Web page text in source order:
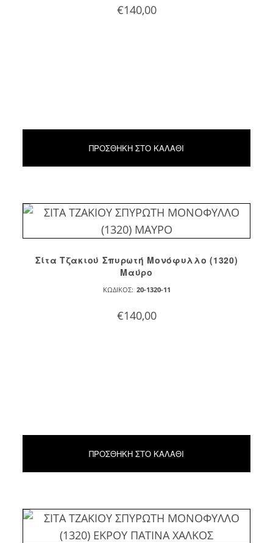
€140,00
ΠΡΟΣΘΉΚΗ ΣΤΟ ΚΑΛΆΘΙ
Σίτα Τζακιού Σπυρωτή Μονόφυλλο (1320)
Μαύρο
ΚΩΔΙΚΌΣ: 20-1320-11
€140,00
ΠΡΟΣΘΉΚΗ ΣΤΟ ΚΑΛΆΘΙ